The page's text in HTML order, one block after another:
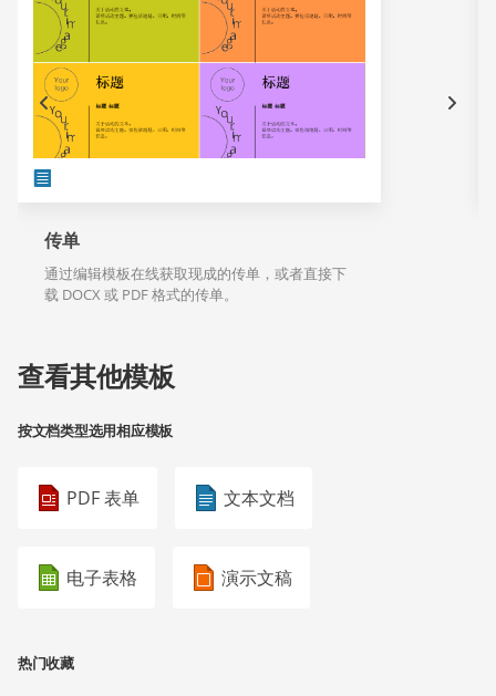
传单
通过编辑模板在线获取现成的传单，或者直接下
载 DOCX 或 PDF 格式的传单。
查看其他模板
按文档类型选用相应模板
PDF 表单 文本文档
电子表格 演示文稿
热门收藏